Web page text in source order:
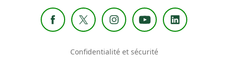
Confidentialité et sécurité